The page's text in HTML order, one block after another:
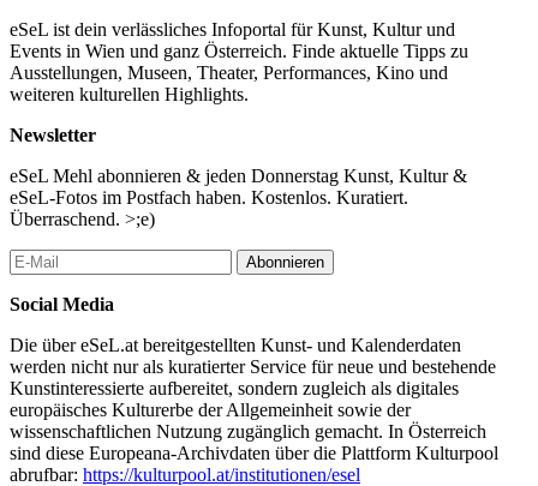
eSeL ist dein verlässliches Infoportal für Kunst, Kultur und
Events in Wien und ganz Österreich. Finde aktuelle Tipps zu
Ausstellungen, Museen, Theater, Performances, Kino und
weiteren kulturellen Highlights.
Newsletter
eSeL Mehl abonnieren & jeden Donnerstag Kunst, Kultur &
eSeL-Fotos im Postfach haben. Kostenlos. Kuratiert.
Überraschend. >;e)
Abonnieren
Social Media
Die über eSeL.at bereitgestellten Kunst- und Kalenderdaten
werden nicht nur als kuratierter Service für neue und bestehende
Kunstinteressierte aufbereitet, sondern zugleich als digitales
europäisches Kulturerbe der Allgemeinheit sowie der
wissenschaftlichen Nutzung zugänglich gemacht. In Österreich
sind diese Europeana-Archivdaten über die Plattform Kulturpool
abrufbar: https://kulturpool.at/institutionen/esel